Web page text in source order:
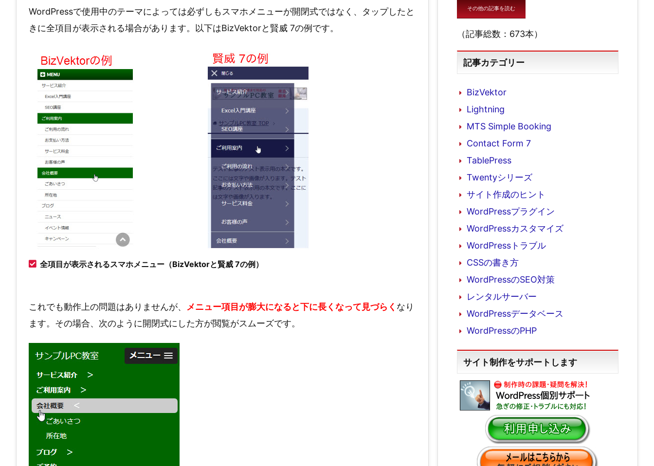
WordPressで使用中のテーマによっては必ずしもスマホメニューが開閉式ではなく、タップしたと
きに全項目が表示される場合があります。以下はBizVektorと賢威 7の例です。
全項目が表示されるスマホメニュー（BizVektorと賢威 7の例）
これでも動作上の問題はありませんが、 メニュー項目が膨大になると下に長くなって見づらく なり
ます。その場合、次のように開閉式にした方が閲覧がスムーズです。
その他の記事を読む
（記事総数：673本）
記事カテゴリー
BizVektor
Lightning
MTS Simple Booking
Contact Form 7
TablePress
Twentyシリーズ
サイト作成のヒント
WordPressプラグイン
WordPressカスタマイズ
WordPressトラブル
CSSの書き方
WordPressのSEO対策
レンタルサーバー
WordPressデータベース
WordPressのPHP
サイト制作をサポートします